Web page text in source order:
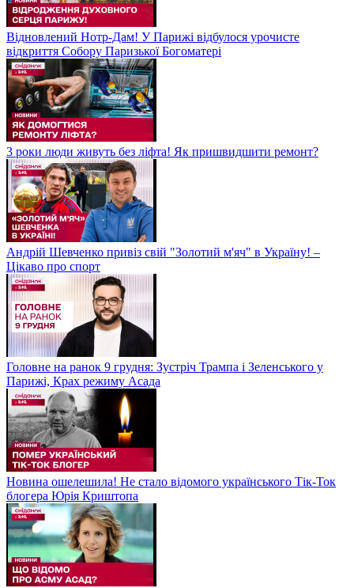
Відновлений Нотр-Дам! У Парижі відбулося урочисте
відкриття Собору Паризької Богоматері
3 роки люди живуть без ліфта! Як пришвидшити ремонт?
Андрій Шевченко привіз свій "Золотий м'яч" в Україну! –
Цікаво про спорт
Головне на ранок 9 грудня: Зустріч Трампа і Зеленського у
Парижі, Крах режиму Асада
Новина ошелешила! Не стало відомого українського Тік-Ток
блогера Юрія Криштопа